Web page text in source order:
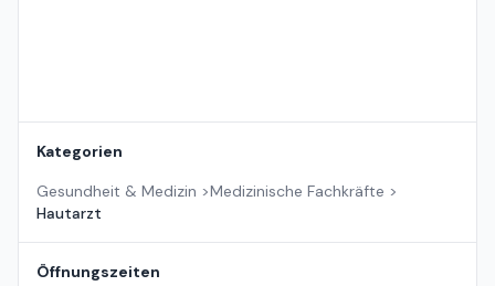
Kategorien
Gesundheit & Medizin >Medizinische Fachkräfte >
Hautarzt
Öffnungszeiten